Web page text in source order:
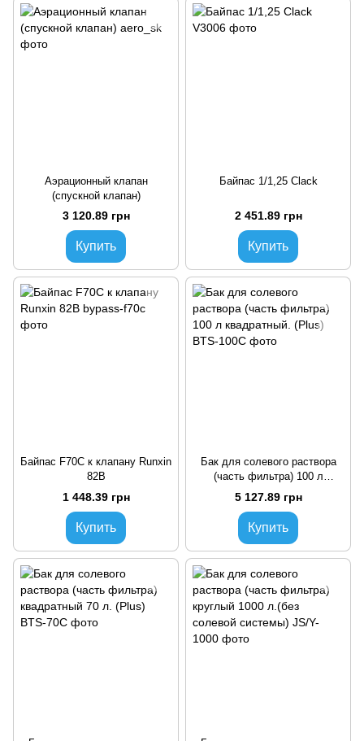
Аэрационный клапан
(спускной клапан)
3 120.89 грн
Купить
Байпас 1/1,25 Clack
2 451.89 грн
Купить
Байпас F70C к клапану Runxin
82В
1 448.39 грн
Купить
Бак для солевого раствора
(часть фильтра) 100 л
квадратный. (Plus)
5 127.89 грн
Купить